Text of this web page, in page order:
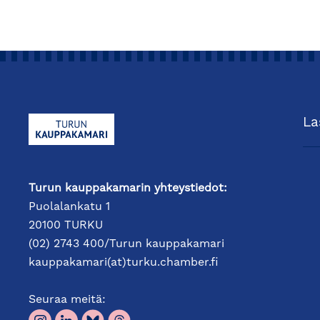
Turun kauppakamarin yhteystiedot:
Puolalankatu 1
20100 TURKU
(02) 2743 400/Turun kauppakamari
kauppakamari(at)turku.chamber.fi
Seuraa meitä: